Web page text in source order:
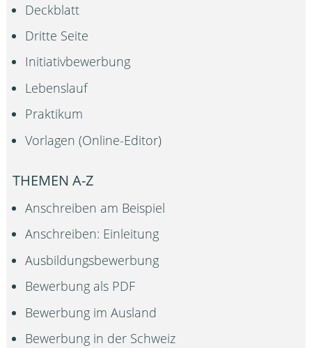
Deckblatt
Dritte Seite
Initiativbewerbung
Lebenslauf
Praktikum
Vorlagen (Online-Editor)
THEMEN A-Z
Anschreiben am Beispiel
Anschreiben: Einleitung
Ausbildungsbewerbung
Bewerbung als PDF
Bewerbung im Ausland
Bewerbung in der Schweiz